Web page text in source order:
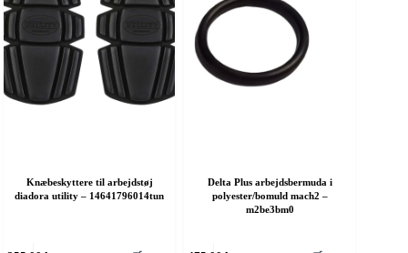
Knæbeskyttere til arbejdstøj
diadora utility – 14641796014tun
Delta Plus arbejdsbermuda i
polyester/bomuld mach2 –
m2be3bm0